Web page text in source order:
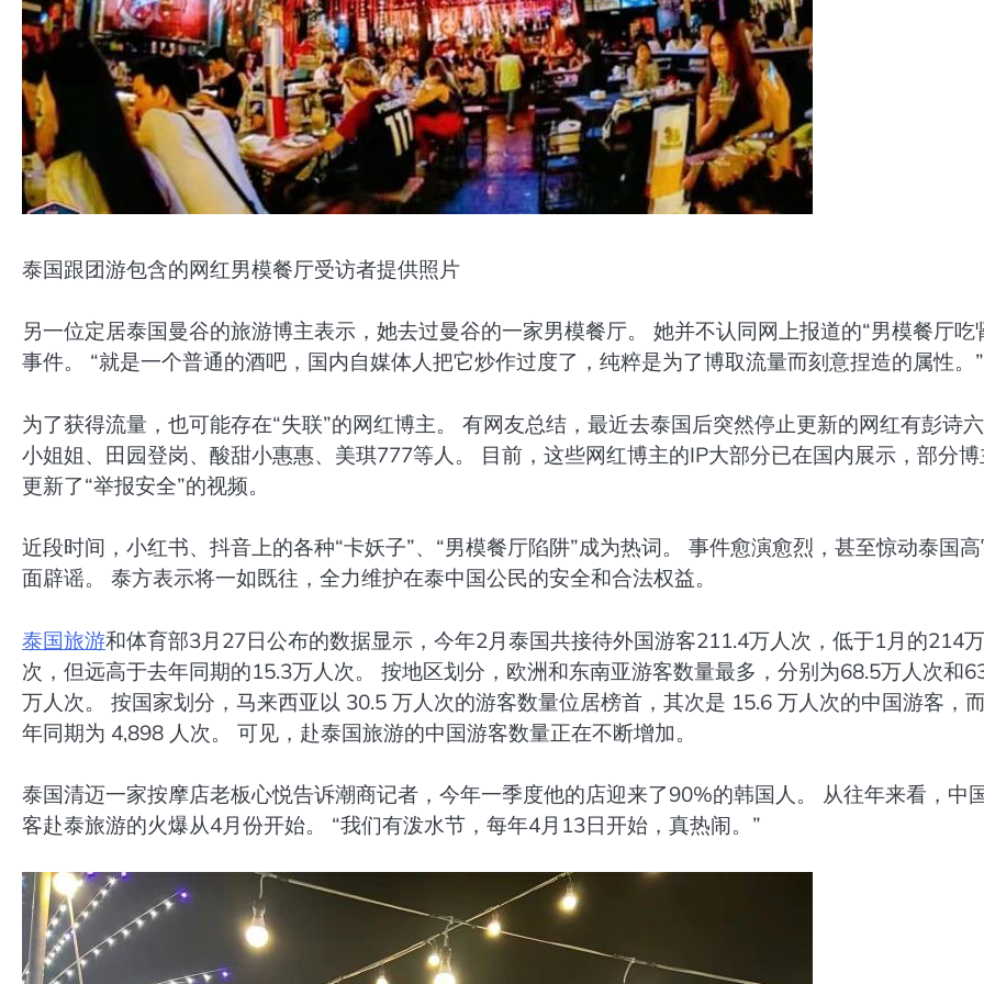
泰国跟团游包含的网红男模餐厅受访者提供照片
另一位定居泰国曼谷的旅游博主表示，她去过曼谷的一家男模餐厅。 她并不认同网上报道的“男模餐厅吃
事件。 “就是一个普通的酒吧，国内自媒体人把它炒作过度了，纯粹是为了博取流量而刻意捏造的属性。”
为了获得流量，也可能存在“失联”的网红博主。 有网友总结，最近去泰国后突然停止更新的网红有彭诗六
小姐姐、田园登岗、酸甜小惠惠、美琪777等人。 目前，这些网红博主的IP大部分已在国内展示，部分
更新了“举报安全”的视频。
近段时间，小红书、抖音上的各种“卡妖子”、“男模餐厅陷阱”成为热词。 事件愈演愈烈，甚至惊动泰国高
面辟谣。 泰方表示将一如既往，全力维护在泰中国公民的安全和合法权益。
泰国旅游和体育部3月27日公布的数据显示，今年2月泰国共接待外国游客211.4万人次，低于1月的214
次，但远高于去年同期的15.3万人次。 按地区划分，欧洲和东南亚游客数量最多，分别为68.5万人次和
万人次。 按国家划分，马来西亚以 30.5 万人次的游客数量位居榜首，其次是 15.6 万人次的中国游客，
年同期为 4,898 人次。 可见，赴泰国旅游的中国游客数量正在不断增加。
泰国清迈一家按摩店老板心悦告诉潮商记者，今年一季度他的店迎来了90%的韩国人。 从往年来看，中
客赴泰旅游的火爆从4月份开始。 “我们有泼水节，每年4月13日开始，真热闹。”